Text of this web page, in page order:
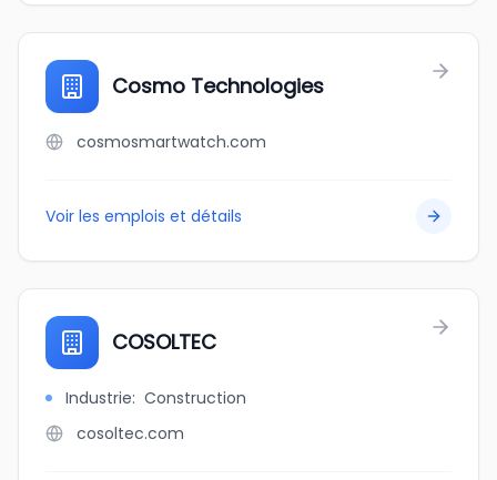
Cosmo Technologies
cosmosmartwatch.com
Voir les emplois et détails
COSOLTEC
Industrie: Construction
cosoltec.com